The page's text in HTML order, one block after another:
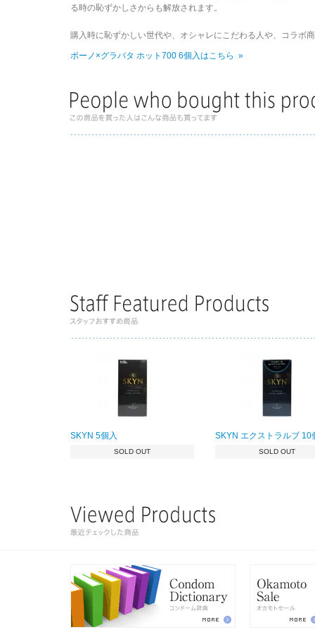
る時の恥ずかしさからも解放されます。
購入時に恥ずかしい世代や、オシャレにこだわる人や、コラボ
ボーノ×グラバタ ホット700 6個入はこちら »
SKYN 5個入
SOLD OUT
SKYN エクストラルブ 10
SOLD OUT